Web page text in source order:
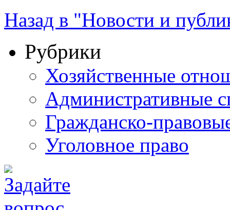
Назад в "Новости и
Рубрики
Хозяйственные
Административные
Гражданско-
Уголовное право